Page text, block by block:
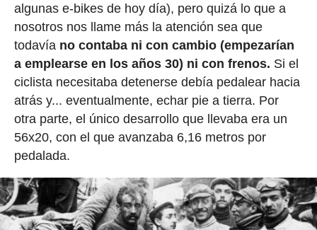
algunas e-bikes de hoy día), pero quizá lo que a
nosotros nos llame más la atención sea que
todavía no contaba ni con cambio (empezarían
a emplearse en los años 30) ni con frenos. Si el
ciclista necesitaba detenerse debía pedalear hacia
atrás y... eventualmente, echar pie a tierra. Por
otra parte, el único desarrollo que llevaba era un
56x20, con el que avanzaba 6,16 metros por
pedalada.